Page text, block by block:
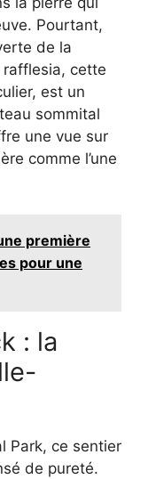
Pourtant,
de la
cette
est un
sommital
une vue sur
comme l’une
première
pour une
: la
Park, ce sentier
de pureté.